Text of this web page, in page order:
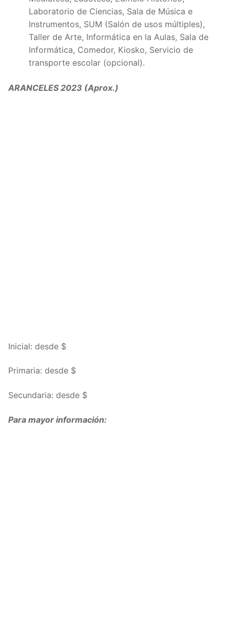
Laboratorio de Ciencias, Sala de Música e
Instrumentos, SUM (Salón de usos múltiples),
Taller de Arte, Informática en la Aulas, Sala de
Informática, Comedor, Kiosko, Servicio de
transporte escolar (opcional).
ARANCELES 2023 (Aprox.)
Inicial: desde $
Primaria: desde $
Secundaria: desde $
Para mayor información: